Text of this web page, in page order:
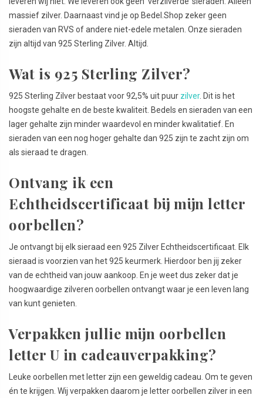
massief zilver. Daarnaast vind je op Bedel.Shop zeker geen
sieraden van RVS of andere niet-edele metalen. Onze sieraden
zijn altijd van 925 Sterling Zilver. Altijd.
Wat is 925 Sterling Zilver?
925 Sterling Zilver bestaat voor 92,5% uit puur zilver. Dit is het
hoogste gehalte en de beste kwaliteit. Bedels en sieraden van een
lager gehalte zijn minder waardevol en minder kwalitatief. En
sieraden van een nog hoger gehalte dan 925 zijn te zacht zijn om
als sieraad te dragen.
Ontvang ik een
Echtheidscertificaat bij mijn letter
oorbellen?
Je ontvangt bij elk sieraad een 925 Zilver Echtheidscertificaat. Elk
sieraad is voorzien van het 925 keurmerk. Hierdoor ben jij zeker
van de echtheid van jouw aankoop. En je weet dus zeker dat je
hoogwaardige zilveren oorbellen ontvangt waar je een leven lang
van kunt genieten.
Verpakken jullie mijn oorbellen
letter U in cadeauverpakking?
Leuke oorbellen met letter zijn een geweldig cadeau. Om te geven
én te krijgen. Wij verpakken daarom je letter oorbellen zilver in een